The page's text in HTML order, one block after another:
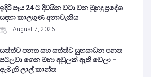
ඉදිරි පැය 24 ට දිවයින වටා වන මුහුදු ප්‍රදේශ
සඳහා කාලගුණ අනාවැකිය
August 7, 2026
සත්ත්ව පනත සහ සත්ත්ව සුභසාධන පනත
පටලවා ගෙන මහා අවුලක් ඇති වෙලා –
ඇමැති ලාල් කාන්ත